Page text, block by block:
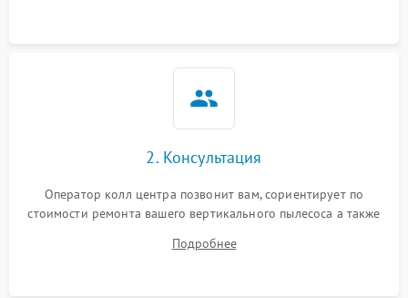
2. Консультация
Оператор колл центра позвонит вам, сориентирует по
стоимости ремонта вашего вертикального пылесоса а также
Подробнее